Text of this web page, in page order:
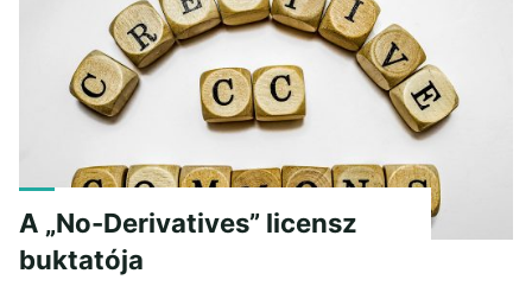
A „No-Derivatives” licensz
buktatója